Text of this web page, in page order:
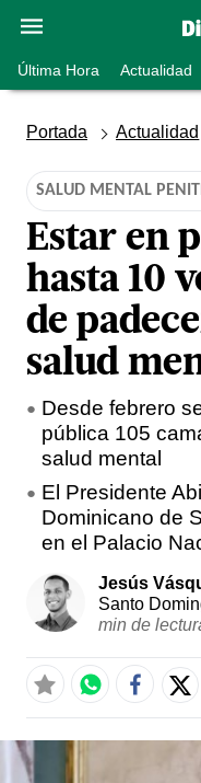
Última Hora Actualidad
Portada Actualidad
SALUD MENTAL
Estar en
hasta 10
de
salud
Desde febrero
pública 105
salud mental
El Presidente
Dominicano de
en el Palacio
Jesús
Santo
min de